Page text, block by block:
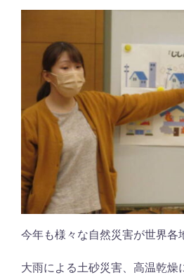
今年も様々な自然災害が世界各
大雨による土砂災害、高温乾燥